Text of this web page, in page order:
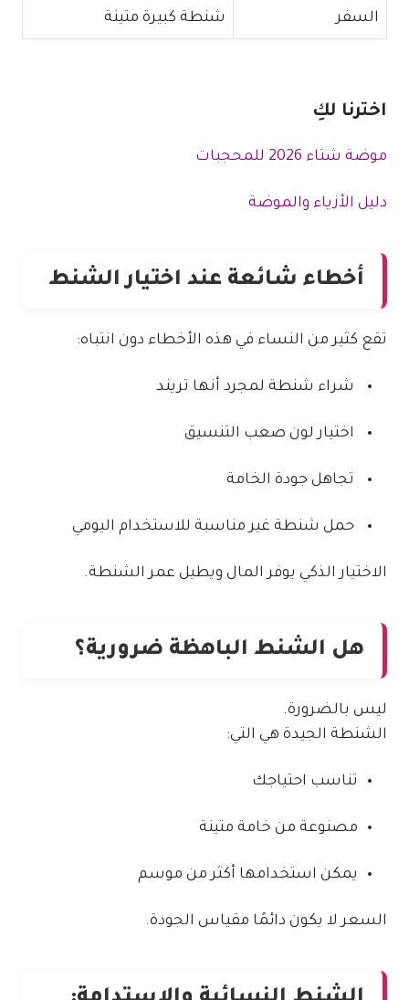
السفر شنطة كبيرة متينة
اخترنا لكِ
موضة شتاء 2026 للمحجبات
دليل الأزياء والموضة
أخطاء شائعة عند اختيار الشنط
تقع كثير من النساء في هذه الأخطاء دون انتباه:
شراء شنطة لمجرد أنها تريند
اختيار لون صعب التنسيق
تجاهل جودة الخامة
حمل شنطة غير مناسبة للاستخدام اليومي
الاختيار الذكي يوفر المال ويطيل عمر الشنطة.
هل الشنط الباهظة ضرورية؟
ليس بالضرورة.
الشنطة الجيدة هي التي:
تناسب احتياجك
مصنوعة من خامة متينة
يمكن استخدامها أكثر من موسم
السعر لا يكون دائمًا مقياس الجودة.